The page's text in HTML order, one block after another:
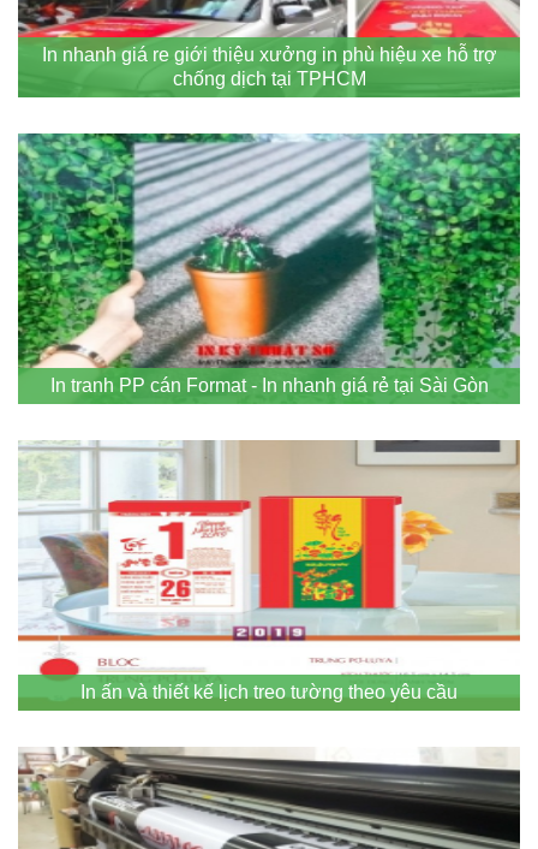
In nhanh giá re giới thiệu xưởng in phù hiệu xe hỗ trợ
chống dịch tại TPHCM
In tranh PP cán Format - In nhanh giá rẻ tại Sài Gòn
In ấn và thiết kế lịch treo tường theo yêu cầu